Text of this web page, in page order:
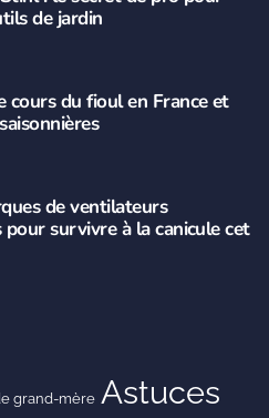
de jardin
cours du fioul en France et
de ventilateurs
pour survivre à la canicule cet
grand-mère Astuces